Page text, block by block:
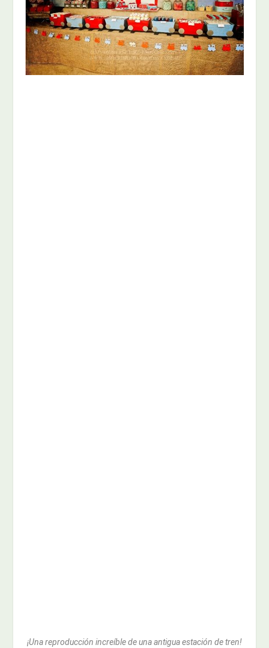
¡Una reproducción increíble de una antigua estación de tren!